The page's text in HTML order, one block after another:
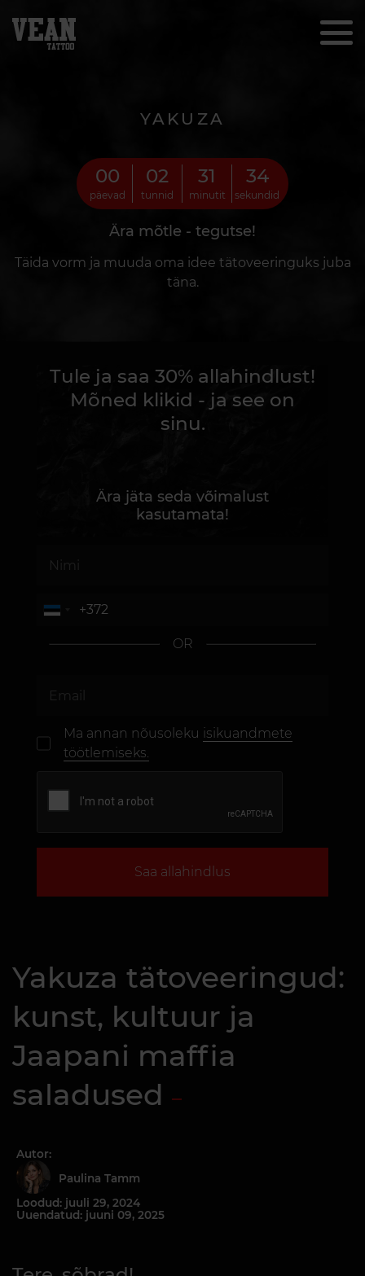
YAKUZA
00
päevad
02
tunnid
31
minutit
32
sekundid
Ära mõtle - tegutse!
Täida vorm ja muuda oma idee tätoveeringuks juba
täna.
Tule ja saa 30% allahindlust!
Mõned klikid - ja see on
sinu.
Ära jäta seda võimalust
kasutamata!
OR
Ma annan nõusoleku isikuandmete
töötlemiseks.
Saa allahindlus
Yakuza tätoveeringud:
kunst, kultuur ja
Jaapani maffia
saladused
Autor:
Paulina Tamm
Loodud: juuli 29, 2024
Uuendatud: juuni 09, 2025